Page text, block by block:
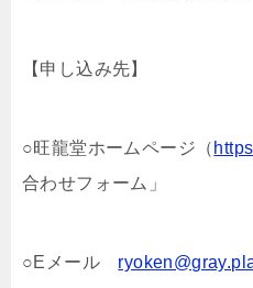
【申し込み先】
○旺龍堂ホームページ（
合わせフォーム」
○Eメール